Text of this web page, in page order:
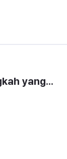
yang...